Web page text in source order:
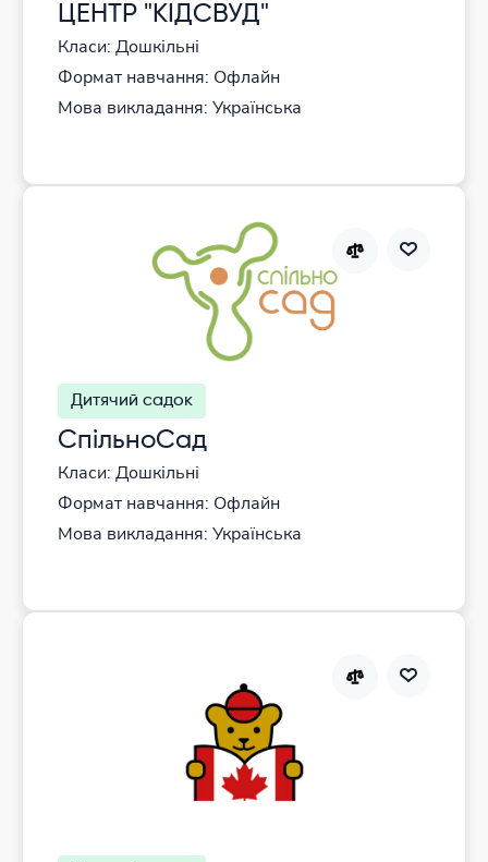
ЦЕНТР "КІДСВУД"
Класи: Дошкільні
Формат навчання: Офлайн
Мова викладання: Українська
Дитячий садок
СпільноСад
Класи: Дошкільні
Формат навчання: Офлайн
Мова викладання: Українська